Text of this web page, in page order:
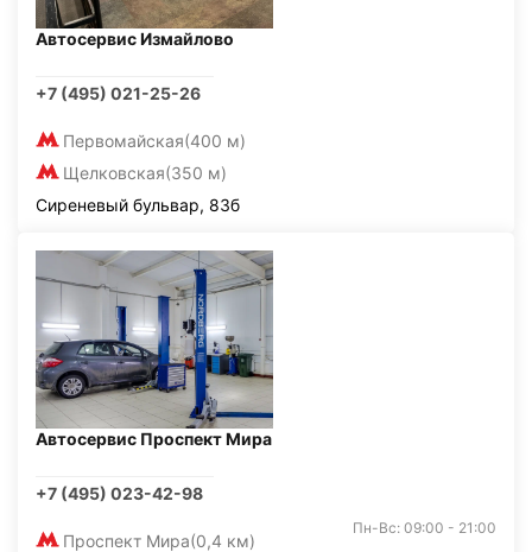
Автосервис Измайлово
+7 (495) 021-25-26
Первомайская(400 м)
Щелковская(350 м)
Сиреневый бульвар, 83б
Автосервис Проспект Мира
+7 (495) 023-42-98
Проспект Мира(0,4 км)
Пн-Вс: 09:00 - 21:00